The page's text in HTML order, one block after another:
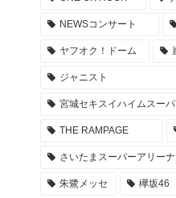
登坂広臣ライブツアー
ッズ…
グッズ…
NEWSコンサート
ヤフオク！ドーム
ジャニスト
宮城セキスイハイムスー
THE RAMPAGE
さいたまスーパーアリーナ
朱鷺メッセ 欅坂46